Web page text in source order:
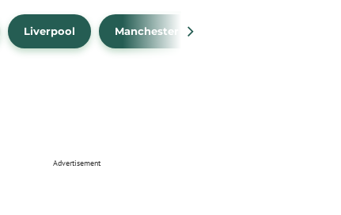
Liverpool Manchester City
Advertisement